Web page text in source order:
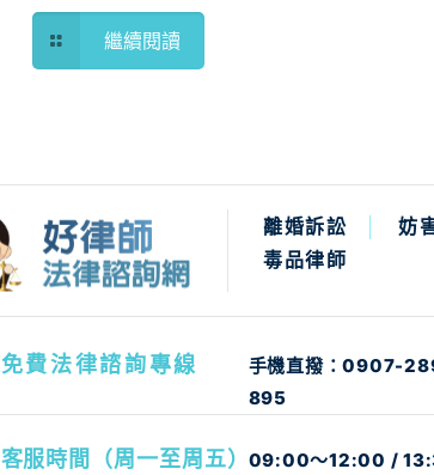
繼續閱讀
離婚訴訟 妨
毒品律師
免費法律諮詢專線 手機直撥：0907-
895
客服時間（周一至周五）09:00～12:00 /